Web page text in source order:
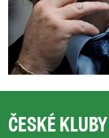
ČESKÉ